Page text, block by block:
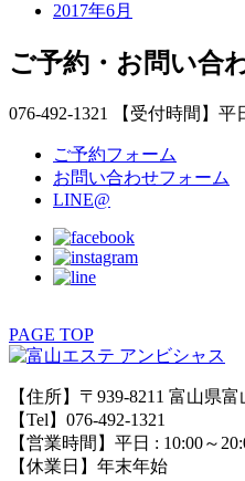
2017年6月
ご予約・お問い合
076-492-1321 【受付時間】平
ご予約フォーム
お問い合わせフォーム
LINE@
PAGE TOP
【住所】〒939-8211 富山県
【Tel】076-492-1321
【営業時間】平日 : 10:00～
【休業日】年末年始